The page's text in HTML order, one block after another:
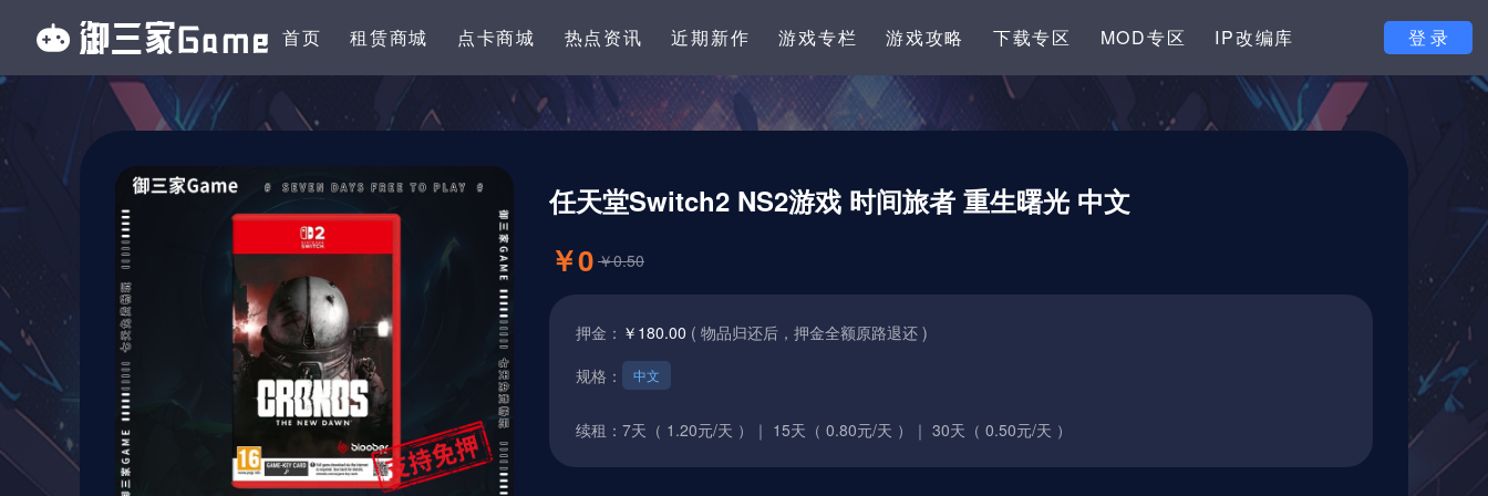
首页 租赁商城 点卡商城 热点资讯 近期新作 游戏专栏 游戏攻略 下载专区 MOD专区 IP改编库 登 录
任天堂Switch2 NS2游戏 时间旅者 重生曙光 中文
￥0 ￥0.50
押金： ￥180.00 ( 物品归还后，押金全额原路退还 )
规格：
中文
续租： 7天（ 1.20元/天 ）｜ 15天（ 0.80元/天 ）｜ 30天（ 0.50元/天 ）